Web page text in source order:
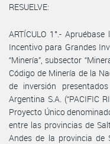
RESUELVE:
ARTÍCULO 1°.-
Incentivo para Grandes
“Minería”, subsector
Código de Minería de la
de inversión
Argentina S.A. (“PACIFIC
Proyecto Único
entre las provincias de
Andes de la provincia